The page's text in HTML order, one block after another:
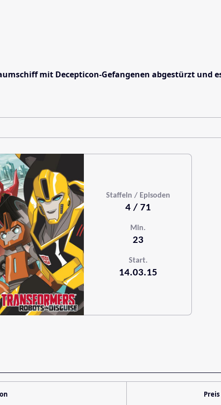
mit Decepticon-Gefangenen abgestürzt
Staffeln / Episoden
4 / 71
Min.
23
Start.
14.03.15
Preis